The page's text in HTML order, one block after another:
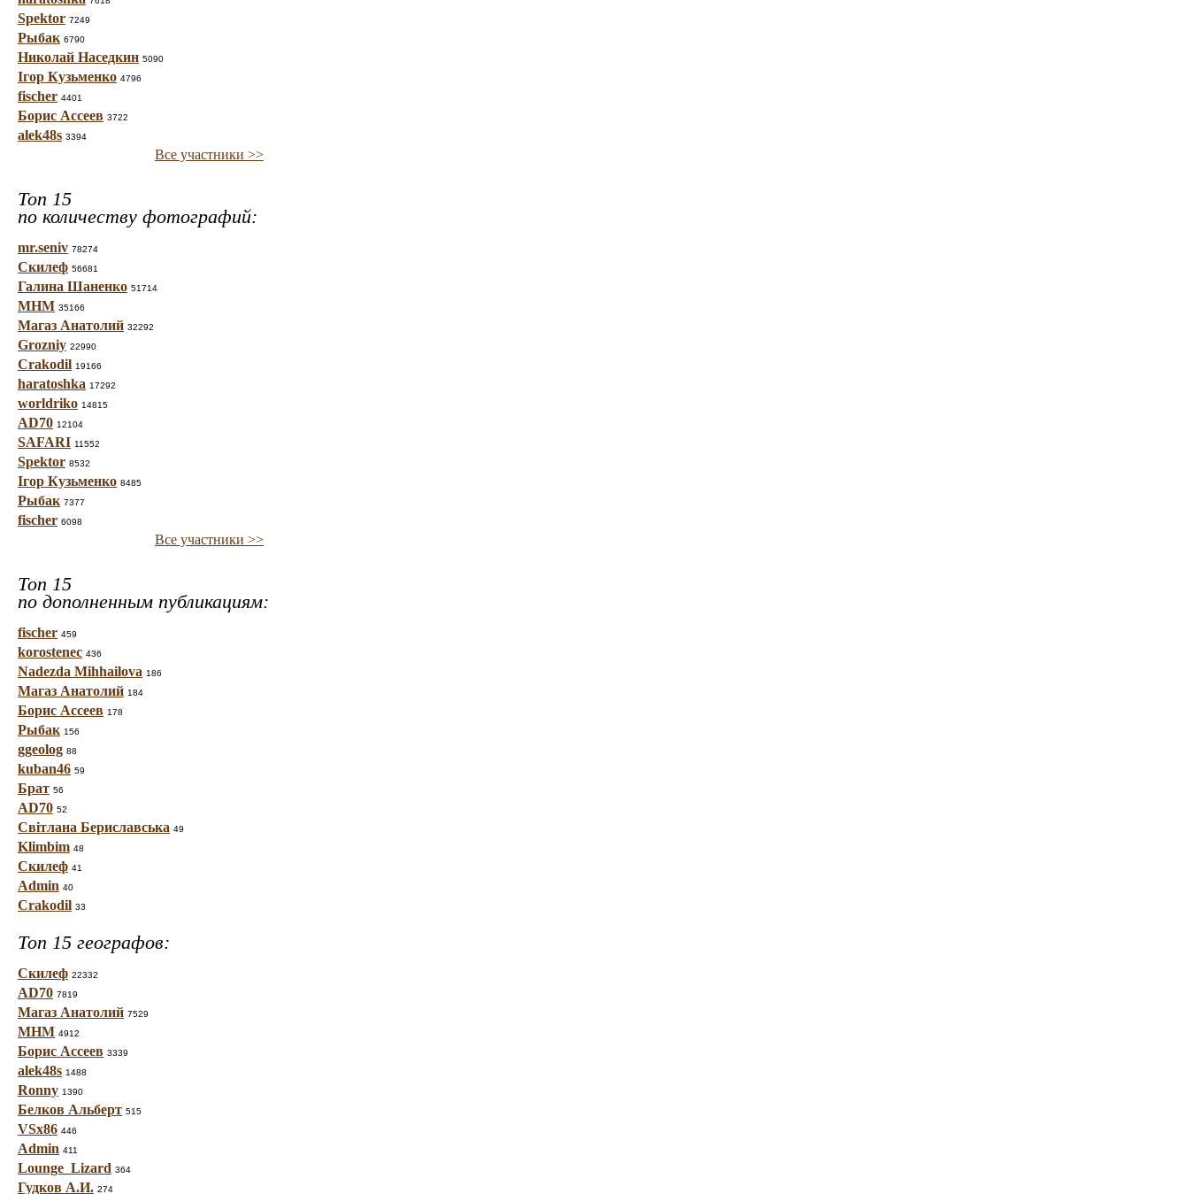
Spektor 7249
Рыбак 6790
Николай Наседкин 5090
Ігор Кузьменко 4796
fischer 4401
Борис Ассеев 3722
alek48s 3394
Все участники >>
Топ 15
по количеству фотографий:
mr.seniv 78274
Скилеф 56681
Галина Шаненко 51714
МНМ 35166
Магаз Анатолий 32292
Grozniy 22990
Crakodil 19166
haratoshka 17292
worldriko 14815
AD70 12104
SAFARI 11552
Spektor 8532
Ігор Кузьменко 8485
Рыбак 7377
fischer 6098
Все участники >>
Топ 15
по дополненным публикациям:
fischer 459
korostenec 436
Nadezda Mihhailova 186
Магаз Анатолий 184
Борис Ассеев 178
Рыбак 156
ggeolog 88
kuban46 59
Брат 56
AD70 52
Світлана Бериславська 49
Klimbim 48
Скилеф 41
Admin 40
Crakodil 33
Топ 15 географов:
Скилеф 22332
AD70 7819
Магаз Анатолий 7529
МНМ 4912
Борис Ассеев 3339
alek48s 1488
Ronny 1390
Белков Альберт 515
VSx86 446
Admin 411
Lounge_Lizard 364
Гудков А.И. 274